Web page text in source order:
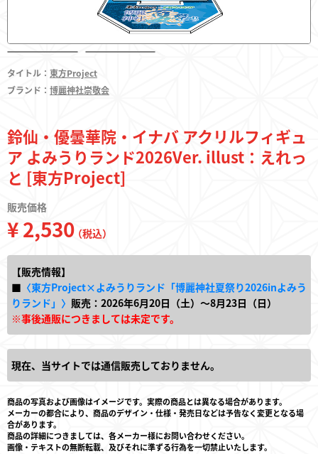
決済・配送
お問い合わせ
タイトル： 東方Project
ブランド： 博麗神社崇敬会
鈴仙・優曇華院・イナバ アクリルフィギュ
ア よみうりランド2026Ver. illust：えれっ
と [東方Project]
販売価格
¥ 2,530（税込）
【販売情報】
■ 〈東方Project×よみうりランド「博麗神社夏祭り2026inよみう
りランド」〉 販売：2026年6月20日（土）～8月23日（日）
※事後通販につきましては未定です。
現在、当サイトでは通信販売しておりません。
商品の写真および画像はイメージです。実際の商品とは異なる場合があります。
メーカーの都合により、商品のデザイン・仕様・発売日などは予告なく変更となる場
合があります。
商品の詳細につきましては、各メーカー様にお問い合わせください。
画像・テキストの無断転載、及びそれに準ずる行為を一切禁止いたします。